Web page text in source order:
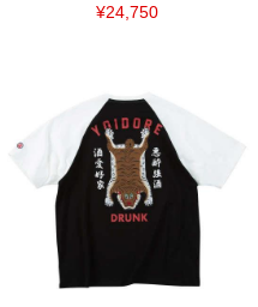
¥24,750